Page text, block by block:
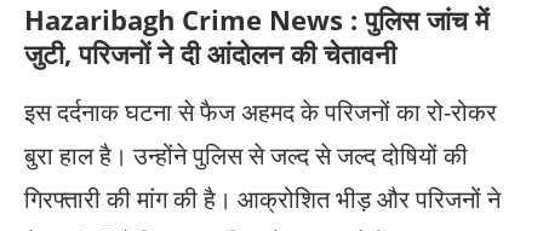
Hazaribagh Crime News : पुलिस जांच में
जुटी, परिजनों ने दी आंदोलन की चेतावनी
इस दर्दनाक घटना से फैज अहमद के परिजनों का रो-रोकर
बुरा हाल है। उन्होंने पुलिस से जल्द से जल्द दोषियों की
गिरफ्तारी की मांग की है। आक्रोशित भीड़ और परिजनों ने